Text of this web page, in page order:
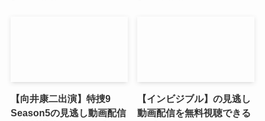
【向井康二出演】特捜9
Season5の見逃し動画配信
【インビジブル】の見逃し
動画配信を無料視聴できる